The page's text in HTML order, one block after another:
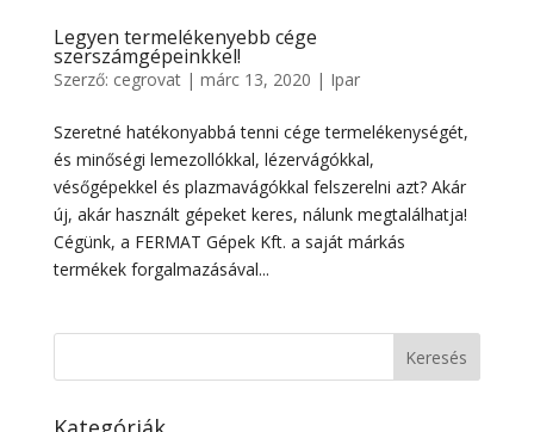
Legyen termelékenyebb cége
szerszámgépeinkkel!
Szerző: cegrovat| márc 13, 2020 | Ipar
Szeretné hatékonyabbá tenni cége termelékenységét,
és minőségi lemezollókkal, lézervágókkal,
vésőgépekkel és plazmavágókkal felszerelni azt? Akár
új, akár használt gépeket keres, nálunk megtalálhatja!
Cégünk, a FERMAT Gépek Kft. a saját márkás
termékek forgalmazásával...